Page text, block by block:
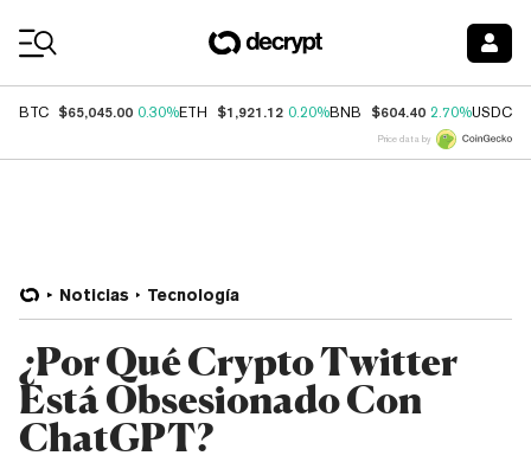
BTC $65,045.00 0.30%ETH $1,921.12 0.20%BNB $604.40 2.70%USDC
Price data by
Noticias Tecnología
¿Por Qué Crypto Twitter
Está Obsesionado Con
ChatGPT?